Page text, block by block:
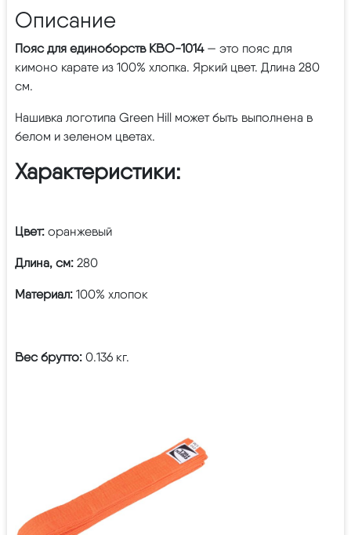
Описание
Пояс для единоборств KBO-1014— это пояс для
кимоно карате из 100% хлопка. Яркий цвет. Длина 280
см.
Нашивка логотипа Green Hill может быть выполнена в
белом и зеленом цветах.
Характеристики:
Цвет: оранжевый
Длина, см: 280
Материал: 100% хлопок
Вес брутто: 0.136 кг.